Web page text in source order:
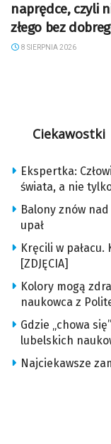
naprędce, czyli
złego bez
8 SIERPNIA 2026
Ciekawostki
Ekspertka:
świata, a nie
Balony znów nad
upał
Kręcili w
[ZDJĘCIA]
Kolory mogą
naukowca z
Gdzie „chowa
lubelskich
Najciekawsze